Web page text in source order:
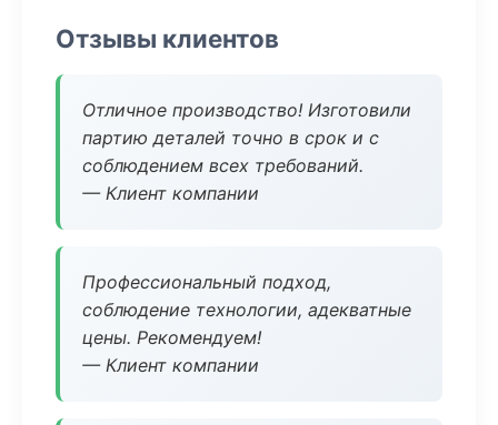
Отзывы клиентов
Отличное производство! Изготовили
партию деталей точно в срок и с
соблюдением всех требований.
— Клиент компании
Профессиональный подход,
соблюдение технологии, адекватные
цены. Рекомендуем!
— Клиент компании